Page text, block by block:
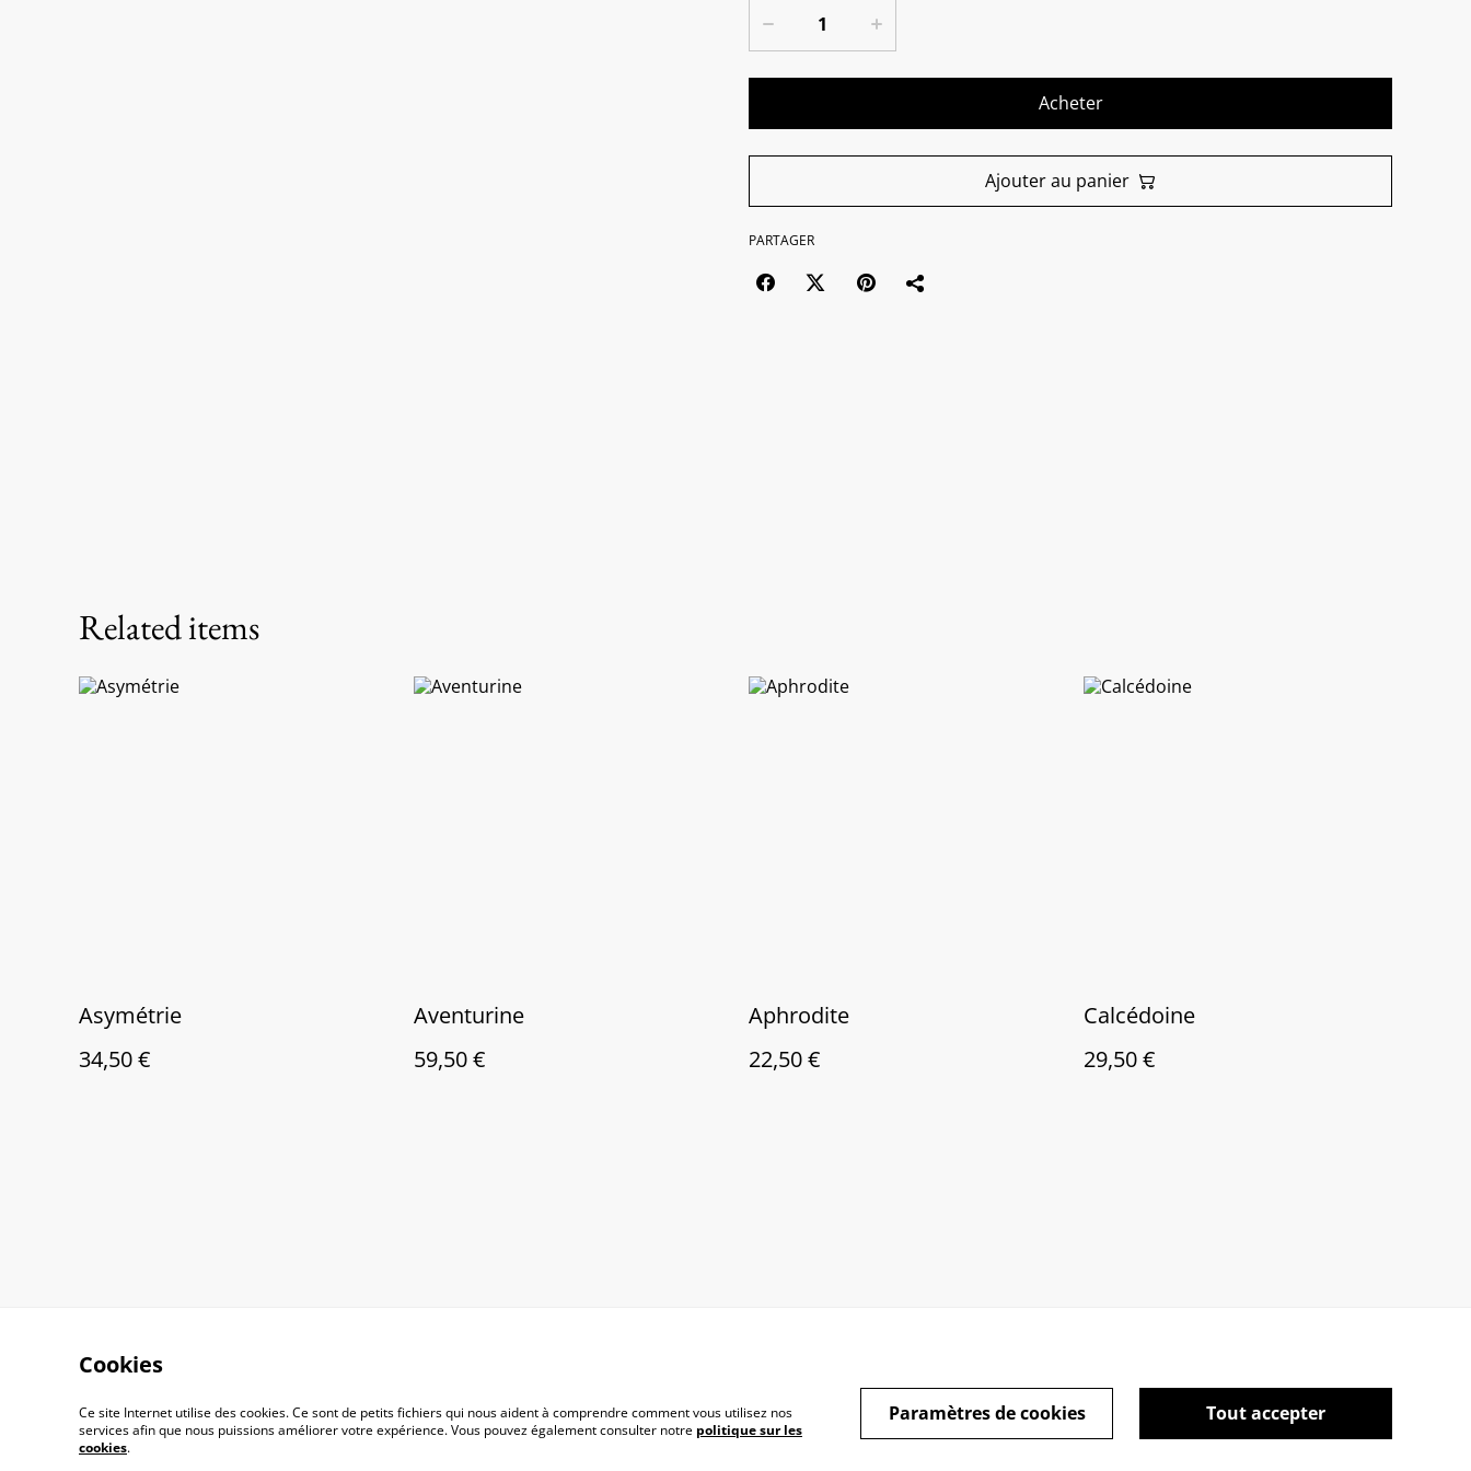
Acheter
Ajouter au panier
PARTAGER
Related items
Asymétrie
34,50 €
Aventurine
59,50 €
Aphrodite
22,50 €
Calcédoine
29,50 €
Politique de cookies Mention Légales
Cookies
Ce site Internet utilise des cookies. Ce sont de petits fichiers qui nous aident à comprendre comment vous utilisez nos
services afin que nous puissions améliorer votre expérience. Vous pouvez également consulter notre politique sur les
cookies.
Tout accepter
Paramètres de cookies